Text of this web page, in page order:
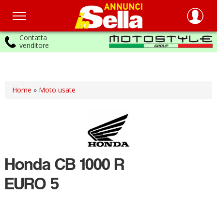
principale
Home » Moto usate
Honda CB 1000 R
EURO 5
Contatta
venditore